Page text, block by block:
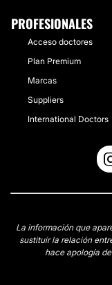
PROFESIONALES
Acceso doctores
Plan Premium
Marcas
Suppliers
International Doctors
La información que
sustituir la relación
hace apología